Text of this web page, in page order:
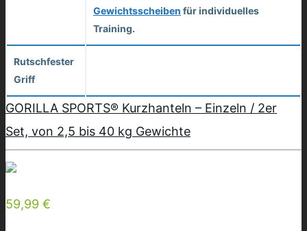
Gewichtsscheiben für individuelles
Training.
Rutschfester
Griff
GORILLA SPORTS® Kurzhanteln – Einzeln / 2er
Set, von 2,5 bis 40 kg Gewichte
59,99 €